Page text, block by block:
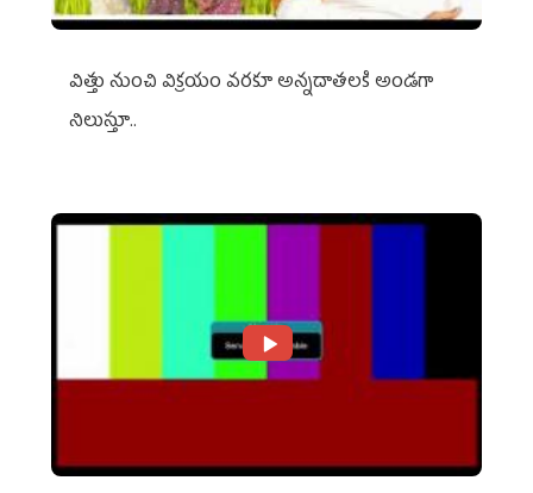
విత్తు నుంచి విక్రయం వరకూ అన్నదాతలకి అండగా
నిలుస్తూ..